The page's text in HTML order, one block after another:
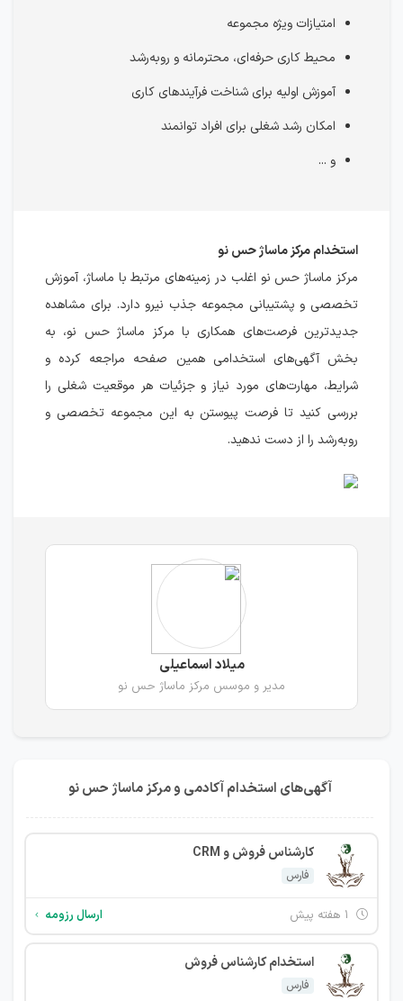
امتیازات ویژه مجموعه
محیط کاری حرفه‌ای، محترمانه و رو‌به‌رشد
آموزش اولیه برای شناخت فرآیندهای کاری
امکان رشد شغلی برای افراد توانمند
و ...
استخدام مرکز ماساژ حس نو
مرکز ماساژ حس نو اغلب در زمینه‌های مرتبط با ماساژ، آموزش
تخصصی و پشتیبانی مجموعه جذب نیرو دارد. برای مشاهده
جدیدترین فرصت‌های همکاری با مرکز ماساژ حس نو، به
بخش آگهی‌های استخدامی همین صفحه مراجعه کرده و
شرایط، مهارت‌های مورد نیاز و جزئیات هر موقعیت شغلی را
بررسی کنید تا فرصت پیوستن به این مجموعه تخصصی و
رو‌به‌رشد را از دست ندهید.
میلاد اسماعیلی
مدیر و موسس مرکز ماساژ حس نو
آگهی‌های استخدام آکادمی و مرکز ماساژ حس نو
کارشناس فروش و CRM
فارس
ارسال رزومه
استخدام کارشناس فروش
فارس